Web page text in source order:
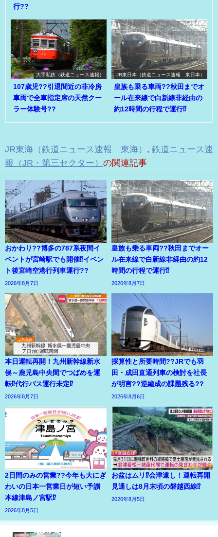
行??
大手私鉄（鉄道ニュース速報）
107歳児??引退間近の非冷房
車両で全車指定席の天然クー
ラー体験号??
JR東日本（鉄道ニュース速報 東日本）
皇族も乗る車両??秋田までオ
ール在来線で白新線非経由の
約12時間の行程で運行⁉
JR東海（鉄道ニュース速報 東海） , 鉄道ニュース速
報（JR・第三セクター） の関連記事
おかわり??博多の787系夜間イ
ベントが宮崎駅でも開催⁉イベン
ト後宮崎空港行列車運行??
2026年8月7日
皇族も乗る車両??秋田までオー
ル在来線で白新線非経由の約12
時間の行程で運行⁉
2026年8月7日
本日運転再開！九州新幹線新水
俣～鹿児島中央間でつばめを運
転⁉代行バス運行未定⁉
2026年8月7日
採算性と所要時間??JRでも羽
田・成田直通列車の検討を社長
が明言??逆編成の課題残る??
2026年8月6日
2日間のみの営業??今年も大にぎ
わいの日本一営業日が短い予讃
本線津島ノ宮駅⁉
2026年8月5日
お盆はムリ⁉会津遠し！運転再開
見通しは8月末頃の磐越西線⁉
2026年8月5日